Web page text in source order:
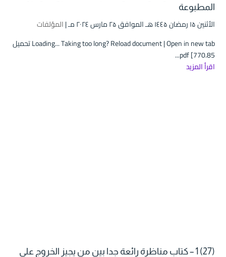
المطبوعة
الأثنين ۱۵ رمضان ۱٤٤۵ هـ الموافق ۲۵ مارس ۲۰۲٤ مـ |
المؤلفات
Loading... Taking too long? Reload document | Open in new tab تحميل
pdf [770.85...
اقرأ المزيد
(27) 1 – كتاب مناظرة رائعة جدا بين من يجيز الخروج على